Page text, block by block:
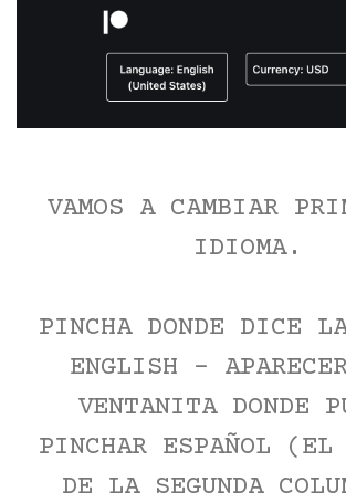
VAMOS A CAMBIAR
IDIOMA.
PINCHA DONDE DICE
ENGLISH -
VENTANITA DONDE
PINCHAR ESPAÑOL (EL
DE LA SEGUNDA